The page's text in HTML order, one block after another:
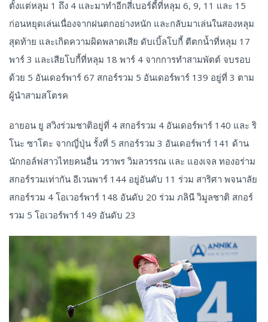
ตั้งแต่หลุม 1 ถึง 4 และมาทำอีกสี่เบอร์ดี้ที่หลุม 6, 9, 11 และ 15
ก่อนหยุดเล่นเนื่องจากฝนตกอย่างหนัก และกลับมาเล่นในสองหลุม
สุดท้าย และเกิดความผิดพลาดเสีย ดับเบิ้ลโบกี้ ตีตกน้ำที่หลุม 17
พาร์ 3 และเสียโบกี้ที่หลุม 18 พาร์ 4 จากการทำสามพัตต์ จบรอบ
ด้วย 5 อันเดอร์พาร์ 67 สกอร์รวม 5 อันเดอร์พาร์ 139 อยู่ที่ 3 ตาม
ผู้นำสามสโตรค
อายอน ยู สวิงร่วมชาติอยู่ที่ 4 สกอร์รวม 4 อันเดอร์พาร์ 140 และ ริ
โนะ ซาโตะ จากญี่ปุ่น รั้งที่ 5 สกอร์รวม 3 อันเดอร์พาร์ 141 ด้าน
นักกอล์ฟสาวไทยคนอื่น วราพร วิมลวรรณ และ แองเจล ทองอร่าม
สกอร์รวมเท่ากัน อีเวนพาร์ 144 อยู่อันดับ 11 ร่วม สาริศา พจนาลัย
สกอร์รวม 4 โอเวอร์พาร์ 148 อันดับ 20 ร่วม ภลินี วิมูลชาติ สกอร์
รวม 5 โอเวอร์พาร์ 149 อันดับ 23